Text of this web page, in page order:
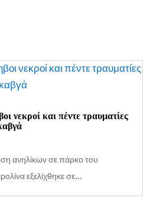
νεκροί και πέντε τραυματίες
ανηλίκων σε πάρκο του
εξελίχθηκε σε...